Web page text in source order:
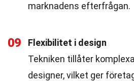
marknadens efterfrågan.
09
Flexibilitet i design
Tekniken tillåter
designer, vilket ger